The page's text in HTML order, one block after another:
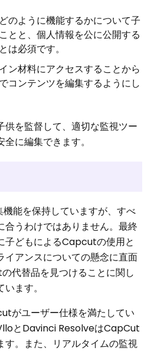
のように機能するかについて子
とと、個人情報を公に公開する
は必須です。
ン材料にアクセスすることから
コンテンツを編集するようにし
供を監督して、適切な監視ツー
に編集できます。
能を保持していますが、すべ
合うわけではありません。最終
子どもによるCapcutの使用と
イアンスについての懸念に直面
代替品を見つけることに関し
ます。
がユーザー仕様を満たしてい
とDavinci ResolveはCapCut
す。また、リアルタイムの監視